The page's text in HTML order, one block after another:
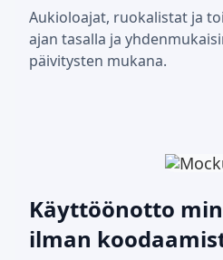
Aukioloajat, ruokalistat ja
ajan tasalla ja
päivitysten mukana.
Käyttöönotto
ilman